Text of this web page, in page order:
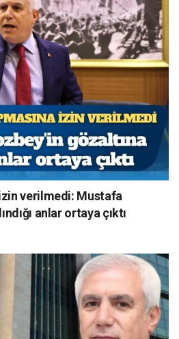
verilmedi: Mustafa
anlar ortaya çıktı